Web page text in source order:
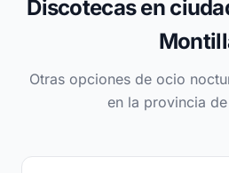
Discotecas en
Otras opciones de ocio
en la provincia